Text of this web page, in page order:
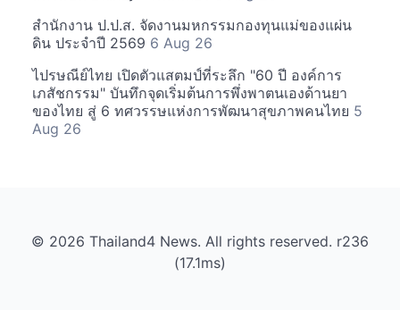
สำนักงาน ป.ป.ส. จัดงานมหกรรมกองทุนแม่ของแผ่น
ดิน ประจำปี 2569 6 Aug 26
ไปรษณีย์ไทย เปิดตัวแสตมป์ที่ระลึก "60 ปี องค์การ
เภสัชกรรม" บันทึกจุดเริ่มต้นการพึ่งพาตนเองด้านยา
ของไทย สู่ 6 ทศวรรษแห่งการพัฒนาสุขภาพคนไทย 5
Aug 26
© 2026 Thailand4 News. All rights reserved. r236
(17.1ms)